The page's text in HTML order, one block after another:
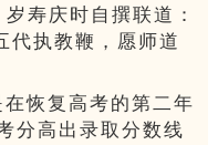
寿庆时自撰联道：
代执教鞭，愿师道
恢复高考的第二年
分高出录取分数线